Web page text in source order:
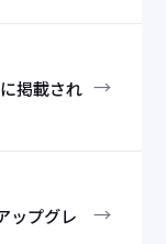
掲載され →
ップグレ
→